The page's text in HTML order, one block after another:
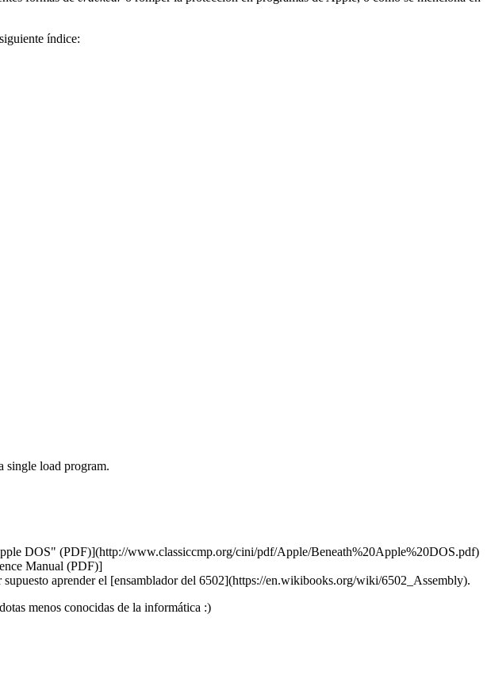
índice:
single load program.
DOS" (PDF)](http://www.classiccmp.org/cini/pdf/Apple/Beneath%20Apple%20DOS.pdf)
Manual (PDF)]
aprender el [ensamblador del 6502](https://en.wikibooks.org/wiki/6502_Assembly).
menos conocidas de la informática :)